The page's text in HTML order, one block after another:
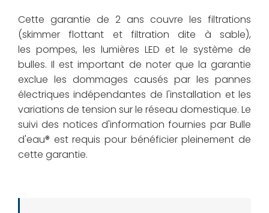
Cette garantie de 2 ans couvre les filtrations
(skimmer flottant et filtration dite à sable),
les pompes, les lumières LED et le système de
bulles. Il est important de noter que la garantie
exclue les dommages causés par les pannes
électriques indépendantes de l'installation et les
variations de tension sur le réseau domestique. Le
suivi des notices d'information fournies par Bulle
d'eau® est requis pour bénéficier pleinement de
cette garantie.